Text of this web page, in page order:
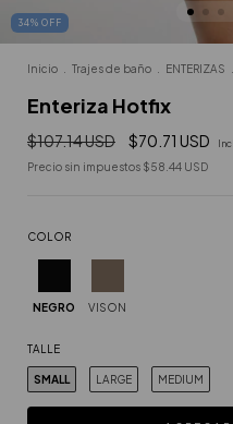
34% OFF
Inicio Trajes de baño ENTERIZAS
Enteriza Hotfix
$107.14 USD $70.71 USD
Precio sin impuestos $58.44 USD
COLOR
NEGRO VISON
TALLE
SMALL LARGE MEDIUM